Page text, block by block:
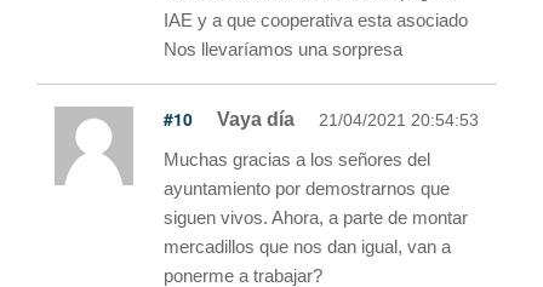
IAE y a que cooperativa esta asociado
Nos llevaríamos una sorpresa
#10 Vaya día 21/04/2021 20:54:53
Muchas gracias a los señores del
ayuntamiento por demostrarnos que
siguen vivos. Ahora, a parte de montar
mercadillos que nos dan igual, van a
ponerme a trabajar?